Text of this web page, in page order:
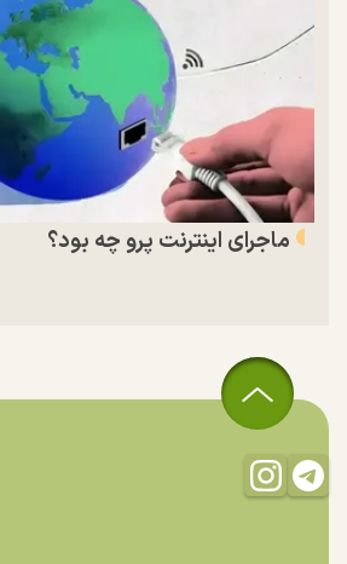
ماجرای اینترنت پرو چه بود؟